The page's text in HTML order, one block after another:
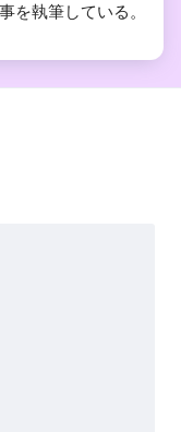
を執筆している。